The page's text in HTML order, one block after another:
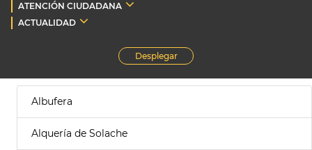
ATENCIÓN CIUDADANA
ACTUALIDAD
Desplegar
Albufera
Alquería de Solache